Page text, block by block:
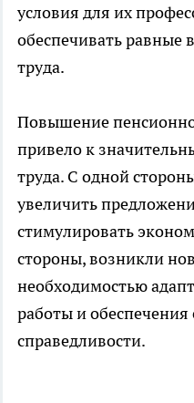
условия для их
обеспечивать равные
труда.
Повышение
привело к
труда. С одной
увеличить
стимулировать
стороны, возникли
необходимостью
работы и
справедливости.